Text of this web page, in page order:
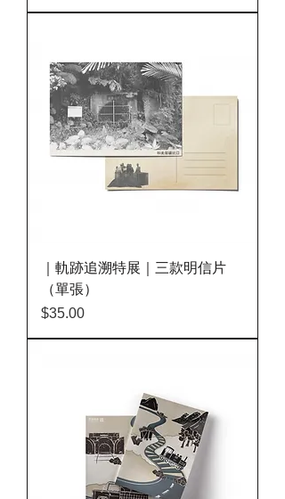
｜軌跡追溯特展｜三款明信片
（單張）
價格
$35.00